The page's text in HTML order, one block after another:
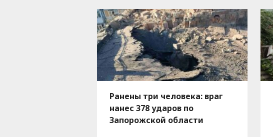
Ранены три человека: враг
нанес 378 ударов по
Запорожской области